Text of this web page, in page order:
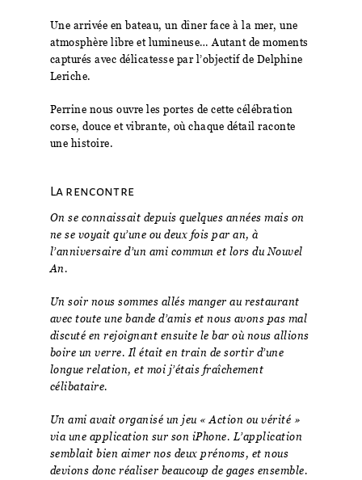
Une arrivée en bateau, un dîner face à la mer, une
atmosphère libre et lumineuse… Autant de moments
capturés avec délicatesse par l’objectif de Delphine
Leriche.
Perrine nous ouvre les portes de cette célébration
corse, douce et vibrante, où chaque détail raconte
une histoire.
La rencontre
On se connaissait depuis quelques années mais on
ne se voyait qu’une ou deux fois par an, à
l’anniversaire d’un ami commun et lors du Nouvel
An.
Un soir nous sommes allés manger au restaurant
avec toute une bande d’amis et nous avons pas mal
discuté en rejoignant ensuite le bar où nous allions
boire un verre. Il était en train de sortir d’une
longue relation, et moi j’étais fraîchement
célibataire.
Un ami avait organisé un jeu « Action ou vérité »
via une application sur son iPhone. L’application
semblait bien aimer nos deux prénoms, et nous
devions donc réaliser beaucoup de gages ensemble.